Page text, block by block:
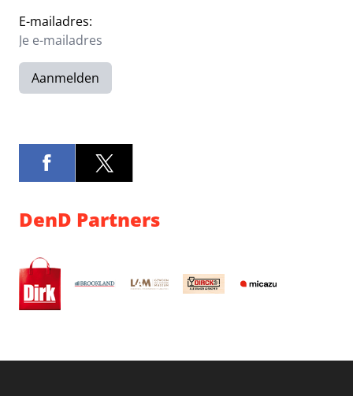
E-mailadres:
Aanmelden
DenD Partners